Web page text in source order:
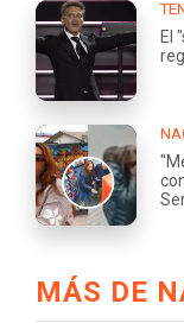
El
MÁS DE